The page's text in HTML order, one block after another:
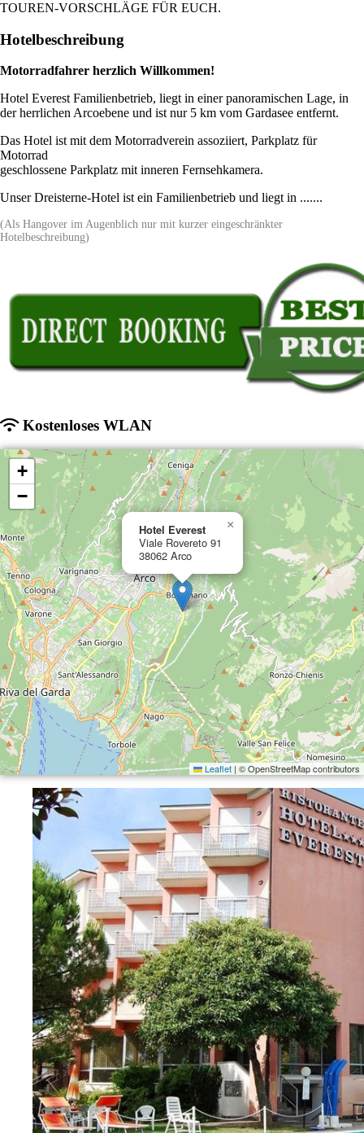
TOUREN-VORSCHLÄGE FÜR EUCH.
Hotelbeschreibung
Motorradfahrer herzlich Willkommen!
Hotel Everest Familienbetrieb, liegt in einer panoramischen Lage, in
der herrlichen Arcoebene und ist nur 5 km vom Gardasee entfernt.
Das Hotel ist mit dem Motorradverein assoziiert, Parkplatz für
Motorrad
geschlossene Parkplatz mit inneren Fernsehkamera.
Unser Dreisterne-Hotel ist ein Familienbetrieb und liegt in .......
(Als Hangover im Augenblich nur mit kurzer eingeschränkter
Hotelbeschreibung)
Kostenloses WLAN
Hotel Everest
Viale Rovereto 91
38062 Arco
×
+
−
Leaflet | © OpenStreetMap contributors